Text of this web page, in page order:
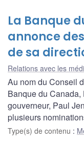
La Banque
annonce
de sa
Relations avec les
Au nom du Conseil
Banque du
gouverneur, Paul
plusieurs
Type(s) de contenu :